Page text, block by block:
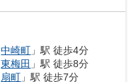
中崎町 」駅 徒歩4分
東梅田 」駅 徒歩8分
扇町 」駅 徒歩7分